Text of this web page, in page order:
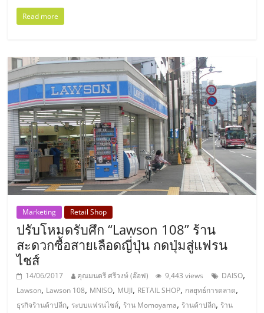
พัฒนา
ระบบ
ไชส์"
Read more
Marketing Retail Shop
ปรับโหมดรับศึก “Lawson 108” ร้าน
สะดวกซื้อสายเลือดญี่ปุ่น กดปุ่มสู่แฟรน
ไชส์
14/06/2017 คุณมนตรี ศรีวงษ์ (อ๊อฟ) 9,443 views DAISO,
Lawson, Lawson 108, MNISO, MUJI, RETAIL SHOP, กลยุทธ์การตลาด,
ธุรกิจร้านค้าปลีก, ระบบแฟรนไชส์, ร้าน Momoyama, ร้านค้าปลีก, ร้าน